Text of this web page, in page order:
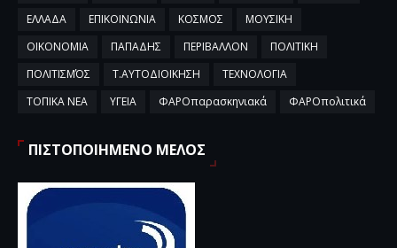
ΕΛΛΑΔΑ
ΕΠΙΚΟΙΝΩΝΙΑ ΚΟΣΜΟΣ
ΜΟΥΣΙΚΗ
ΟΙΚΟΝΟΜΙΑ
ΠΑΠΑΔΗΣ ΠΕΡΙΒΑΛΛΟΝ
ΠΟΛΙΤΙΚΗ
ΠΟΛΙΤΙΣΜΌΣ
Τ.ΑΥΤΟΔΙΟΙΚΗΣΗ
ΤΕΧΝΟΛΟΓΙΑ
ΤΟΠΙΚΑ ΝΕΑ
ΥΓΕΙΑ ΦΑΡΟπαρασκηνιακά ΦΑΡΟπολιτικά
ΠΙΣΤΟΠΟΙΗΜΕΝΟ ΜΕΛΟΣ